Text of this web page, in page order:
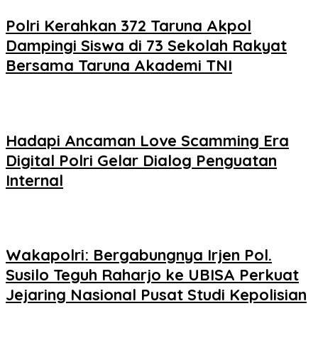
Polri Kerahkan 372 Taruna Akpol
Dampingi Siswa di 73 Sekolah Rakyat
Bersama Taruna Akademi TNI
Hadapi Ancaman Love Scamming Era
Digital Polri Gelar Dialog Penguatan
Internal
Wakapolri: Bergabungnya Irjen Pol.
Susilo Teguh Raharjo ke UBISA Perkuat
Jejaring Nasional Pusat Studi Kepolisian